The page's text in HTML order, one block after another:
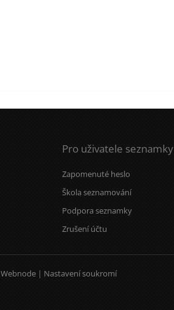
Pro uživatele seznamky
Zapomenuté heslo
Škola seznamování
Podpora seznamky
Zrušení účtu
Webnode | Nastavení soukromí